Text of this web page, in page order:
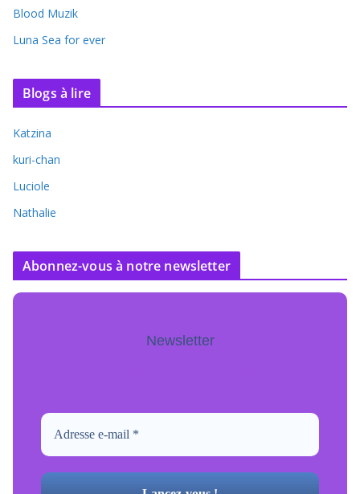
Blood Muzik
Luna Sea for ever
Blogs à lire
Katzina
kuri-chan
Luciole
Nathalie
Abonnez-vous à notre newsletter
Newsletter